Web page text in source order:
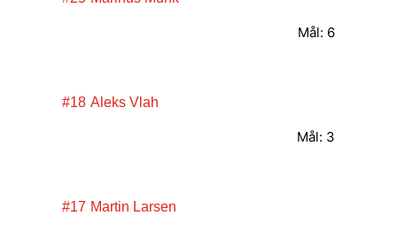
Mål: 6
#18 Aleks Vlah
Mål: 3
#17 Martin Larsen